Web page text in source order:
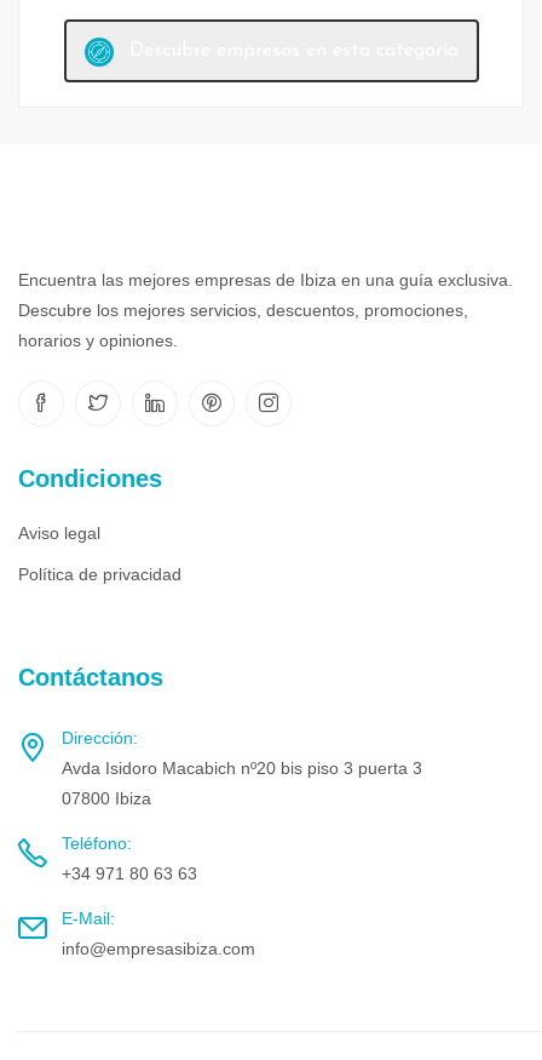
Encuentra las mejores empresas de Ibiza en una guía exclusiva.
Descubre los mejores servicios, descuentos, promociones,
horarios y opiniones.
Condiciones
Aviso legal
Política de privacidad
Contáctanos
Dirección:
Avda Isidoro Macabich nº20 bis piso 3 puerta 3
07800 Ibiza
Teléfono:
+34 971 80 63 63
E-Mail:
info@empresasibiza.com